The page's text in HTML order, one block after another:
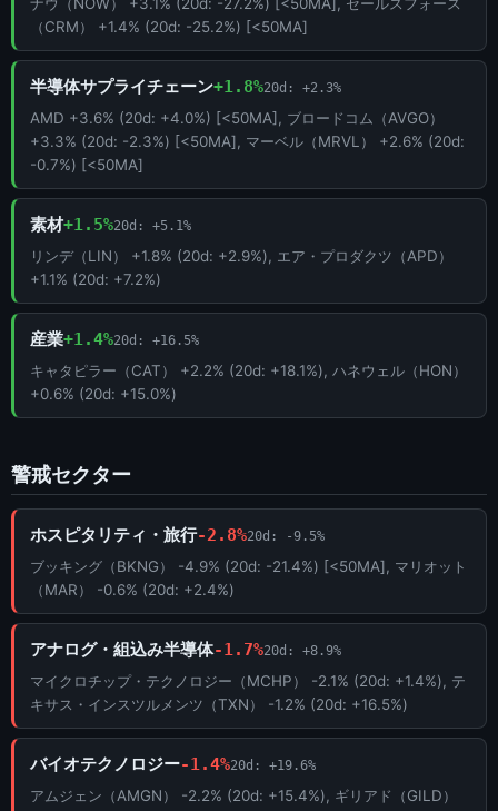
ナウ（NOW） +3.1% (20d: -27.2%) [<50MA], セールスフォース
（CRM） +1.4% (20d: -25.2%) [<50MA]
半導体サプライチェーン+1.8%20d: +2.3%
AMD +3.6% (20d: +4.0%) [<50MA], ブロードコム（AVGO）
+3.3% (20d: -2.3%) [<50MA], マーベル（MRVL） +2.6% (20d:
-0.7%) [<50MA]
素材+1.5%20d: +5.1%
リンデ（LIN） +1.8% (20d: +2.9%), エア・プロダクツ（APD）
+1.1% (20d: +7.2%)
産業+1.4%20d: +16.5%
キャタピラー（CAT） +2.2% (20d: +18.1%), ハネウェル（HON）
+0.6% (20d: +15.0%)
警戒セクター
ホスピタリティ・旅行-2.8%20d: -9.5%
ブッキング（BKNG） -4.9% (20d: -21.4%) [<50MA], マリオット
（MAR） -0.6% (20d: +2.4%)
アナログ・組込み半導体-1.7%20d: +8.9%
マイクロチップ・テクノロジー（MCHP） -2.1% (20d: +1.4%), テ
キサス・インスツルメンツ（TXN） -1.2% (20d: +16.5%)
バイオテクノロジー-1.4%20d: +19.6%
アムジェン（AMGN） -2.2% (20d: +15.4%), ギリアド（GILD）